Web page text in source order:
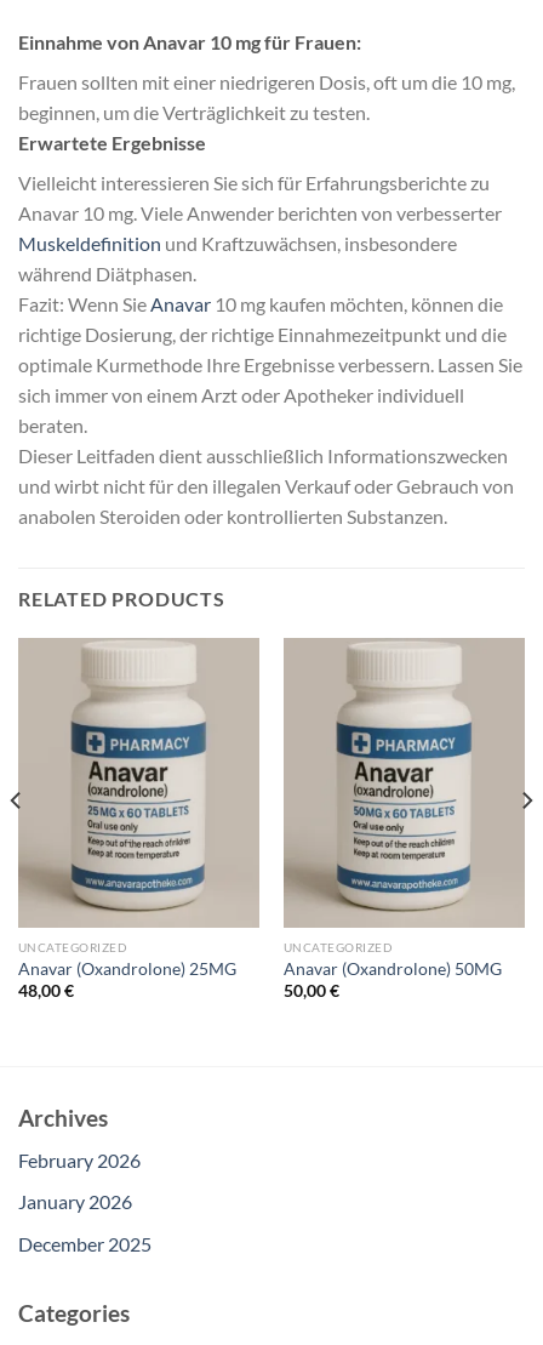
Einnahme von Anavar 10 mg für Frauen:
Frauen sollten mit einer niedrigeren Dosis, oft um die 10 mg,
beginnen, um die Verträglichkeit zu testen.
Erwartete Ergebnisse
Vielleicht interessieren Sie sich für Erfahrungsberichte zu
Anavar 10 mg. Viele Anwender berichten von verbesserter
Muskeldefinition und Kraftzuwächsen, insbesondere
während Diätphasen.
Fazit: Wenn SieAnavar 10 mg kaufen möchten, können die
richtige Dosierung, der richtige Einnahmezeitpunkt und die
optimale Kurmethode Ihre Ergebnisse verbessern. Lassen Sie
sich immer von einem Arzt oder Apotheker individuell
beraten.
Dieser Leitfaden dient ausschließlich Informationszwecken
und wirbt nicht für den illegalen Verkauf oder Gebrauch von
anabolen Steroiden oder kontrollierten Substanzen.
RELATED PRODUCTS
UNCATEGORIZED
Anavar (Oxandrolone) 25MG
48,00€
UNCATEGORIZED
Anavar (Oxandrolone) 50MG
50,00€
Archives
February 2026
January 2026
December 2025
Categories